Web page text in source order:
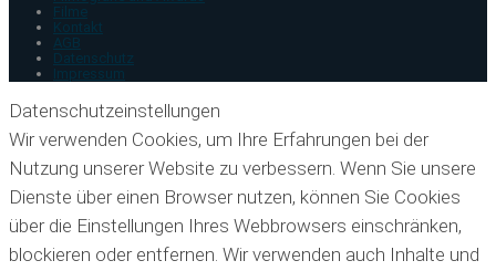
Filme
Kontakt
AGB
Datenschutz
Impressum
Datenschutzeinstellungen
Wir verwenden Cookies, um Ihre Erfahrungen bei der
Nutzung unserer Website zu verbessern. Wenn Sie unsere
Dienste über einen Browser nutzen, können Sie Cookies
über die Einstellungen Ihres Webbrowsers einschränken,
blockieren oder entfernen. Wir verwenden auch Inhalte und